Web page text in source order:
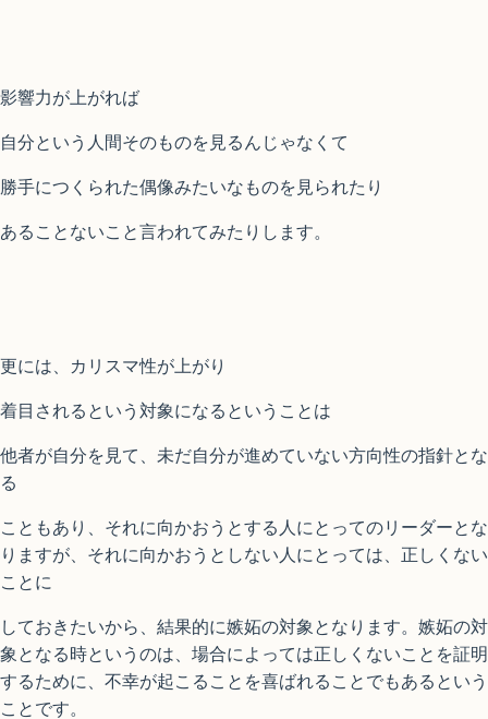
影響力が上がれば
自分という人間そのものを見るんじゃなくて
勝手につくられた偶像みたいなものを見られたり
あることないこと言われてみたりします。
更には、カリスマ性が上がり
着目されるという対象になるということは
他者が自分を見て、未だ自分が進めていない方向性の指針とな
る
こともあり、それに向かおうとする人にとってのリーダーとな
りますが、それに向かおうとしない人にとっては、正しくない
ことに
しておきたいから、結果的に嫉妬の対象となります。嫉妬の対
象となる時というのは、場合によっては正しくないことを証明
するために、不幸が起こることを喜ばれることでもあるという
ことです。